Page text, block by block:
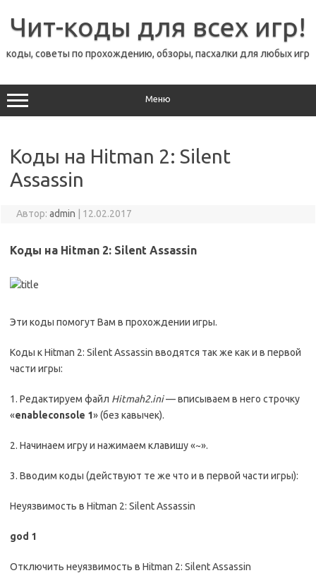
содержимому
Чит-коды для всех игр!
коды, советы по прохождению, обзоры, пасхалки для любых игр
Меню
Коды на Hitman 2: Silent
Assassin
Автор: admin 12.02.2017
Коды на Hitman 2: Silent Assassin
Эти коды помогут Вам в прохождении игры.
Коды к Hitman 2: Silent Assassin вводятся так же как и в первой
части игры:
1. Редактируем файл Hitmah2.ini— вписываем в него строчку
«enableconsole 1» (без кавычек).
2. Начинаем игру и нажимаем клавишу «~».
3. Вводим коды (действуют те же что и в первой части игры):
Неуязвимость в Hitman 2: Silent Assassin
god 1
Отключить неуязвимость в Hitman 2: Silent Assassin